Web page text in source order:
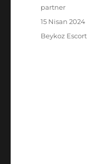
Yazar
partner
Yayın
tarihi
15 Nisan 2024
Kategoriler
Beykoz Escort